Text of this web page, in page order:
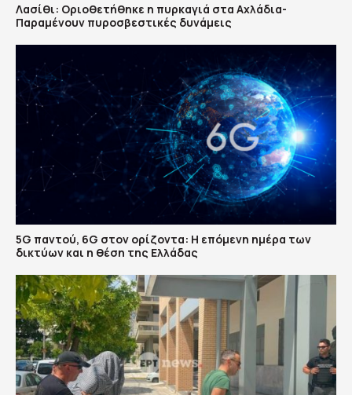
Λασίθι: Οριοθετήθηκε η πυρκαγιά στα Αχλάδια-
Παραμένουν πυροσβεστικές δυνάμεις
5G παντού, 6G στον ορίζοντα: Η επόμενη ημέρα των
δικτύων και η θέση της Ελλάδας